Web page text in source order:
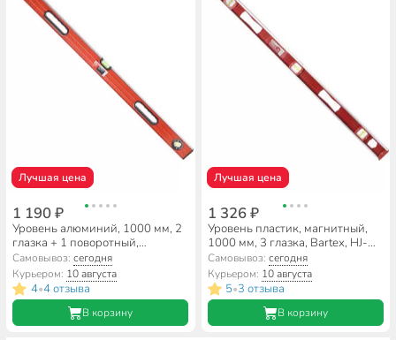
Лучшая цена
1 190 ₽
Уровень алюминий, 1000 мм, 2
глазка + 1 поворотный,
фрезерованная грань, 2 ручки,
Bartex, №0033, HJ-99B
Самовывоз:сегодня
Курьером: 10 августа
4•4 отзыва
В корзину
Лучшая цена
1 326 ₽
Уровень пластик, магнитный,
1000 мм, 3 глазка, Bartex, HJ-
98F-2
Самовывоз: сегодня
Курьером: 10 августа
5•3 отзыва
В корзину